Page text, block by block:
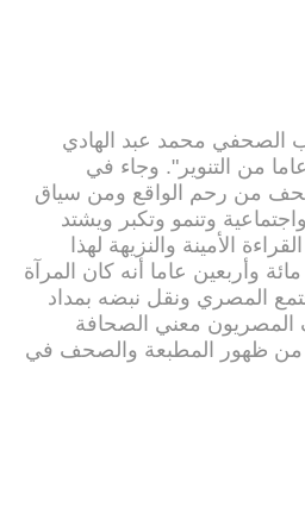
الصحفي محمد عبد الهادي
علام عن "الأهرام، 140 عاما من التنوير". وجاء في
من رحم الواقع ومن سياق
وتنمو وتكبر ويشتد
الأمينة والنزيهة لهذا
وأربعين عاما أنه كان المرآة
المصري ونقل نبضه بمداد
معني الصحافة
من ظهور المطبعة والصحف في